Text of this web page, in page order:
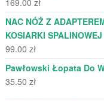
169.00 zł
NAC NÓŻ Z
KOSIARKI SPALINOWEJ
99.00 zł
Pawłowski Łopata Do
35.50 zł